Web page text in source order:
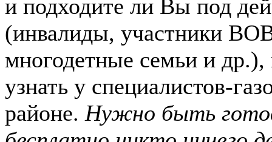
и подходите ли Вы под
(инвалиды, участники
многодетные семьи и
узнать у специалистов-
районе. Нужно быть